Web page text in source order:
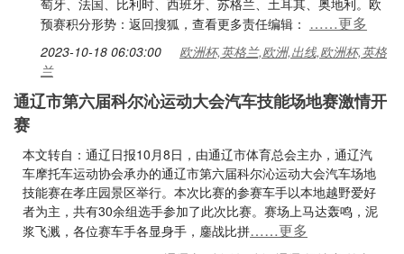
萄牙、法国、比利时、西班牙、苏格兰、土耳其、奥地利。欧
预赛积分形势：返回搜狐，查看更多责任编辑： ……更多
2023-10-18 06:03:00
欧洲杯,英格兰,欧洲,出线,欧洲杯,英格
兰
通辽市第六届科尔沁运动大会汽车技能场地赛激情开
赛
本文转自：通辽日报10月8日，由通辽市体育总会主办，通辽汽
车摩托车运动协会承办的通辽市第六届科尔沁运动大会汽车场地
技能赛在孝庄园景区举行。本次比赛的参赛车手以本地越野爱好
者为主，共有30余组选手参加了此次比赛。赛场上马达轰鸣，泥
浆飞溅，各位赛车手各显身手，鏖战比拼……更多